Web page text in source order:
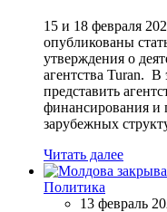
15 и 18 февраля
опубликованы
утверждения о
агентства Turan. В
представить
финансирования и
зарубежных
Читать далее
Политика
13 февраль